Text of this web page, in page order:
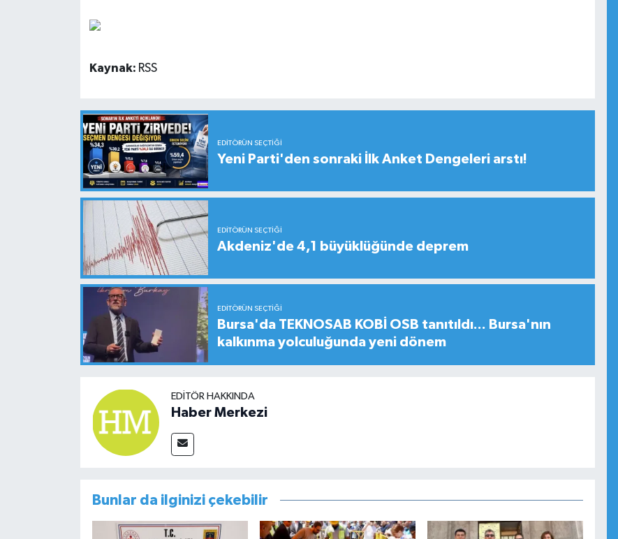
Kaynak: RSS
EDITÖRÜN SEÇTIĞI
Yeni Parti'den sonraki İlk Anket Dengeleri arstı!
EDITÖRÜN SEÇTIĞI
Akdeniz'de 4,1 büyüklüğünde deprem
EDITÖRÜN SEÇTIĞI
Bursa'da TEKNOSAB KOBİ OSB tanıtıldı... Bursa'nın
kalkınma yolculuğunda yeni dönem
EDITÖR HAKKINDA
Haber Merkezi
Bunlar da ilginizi çekebilir